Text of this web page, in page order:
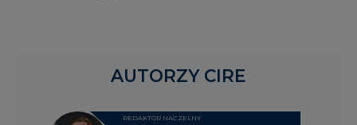
REDAKTOR NACZELNY
AUTORZY CIRE